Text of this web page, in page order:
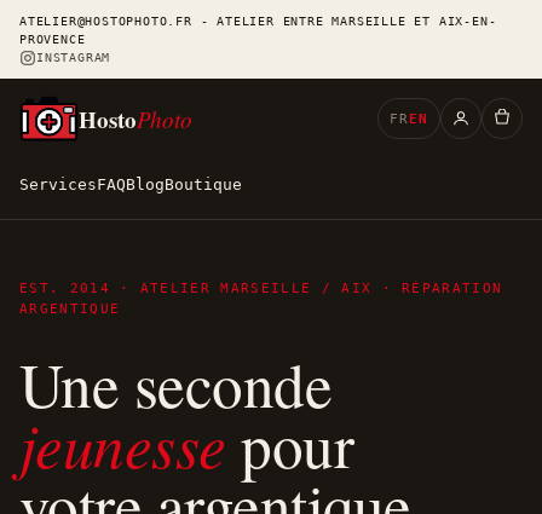
ATELIER@HOSTOPHOTO.FR - ATELIER ENTRE MARSEILLE ET AIX-EN-
PROVENCE
INSTAGRAM
ServicesFAQBlogBoutique
HostoPhoto FR EN
EST. 2014 · ATELIER MARSEILLE / AIX · RÉPARATION
ARGENTIQUE
Une seconde
jeunesse pour